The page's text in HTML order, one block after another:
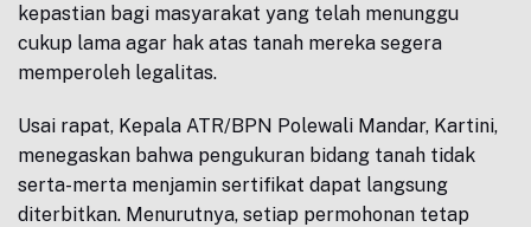
kepastian bagi masyarakat yang telah menunggu
cukup lama agar hak atas tanah mereka segera
memperoleh legalitas.
Usai rapat, Kepala ATR/BPN Polewali Mandar, Kartini,
menegaskan bahwa pengukuran bidang tanah tidak
serta-merta menjamin sertifikat dapat langsung
diterbitkan. Menurutnya, setiap permohonan tetap